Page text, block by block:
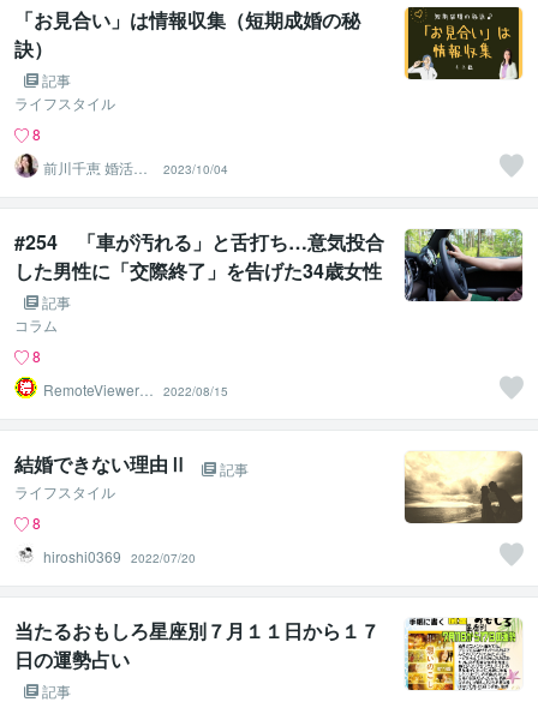
「お見合い」は情報収集（短期成婚の秘
訣）
記事
ライフスタイル
8
前川千恵 婚活カ
ウンセラー
2023/10/04
#254 「車が汚れる」と舌打ち…意気投合
した男性に「交際終了」を告げた34歳女性
の“本音”
記事
コラム
8
RemoteViewer導
2022/08/15
結婚できない理由Ⅱ
記事
ライフスタイル
8
hiroshi0369
2022/07/20
当たるおもしろ星座別７月１１日から１７
日の運勢占い
記事